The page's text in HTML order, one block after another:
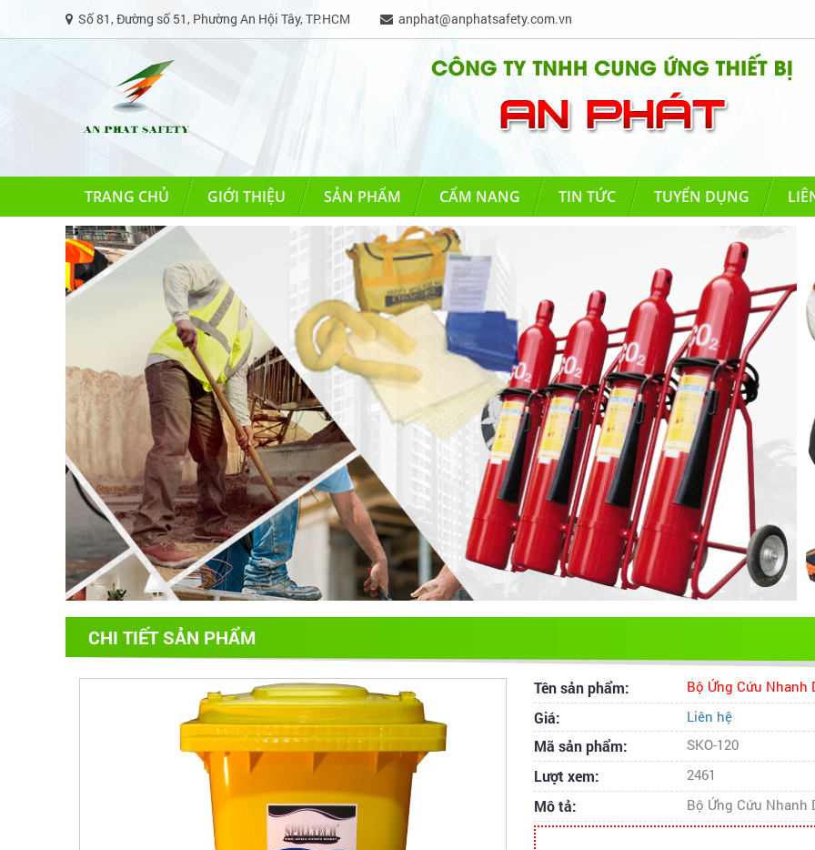
Số 81, Đường số 51, Phường An Hội Tây, TP.HCM anphat@anphatsafety.com.vn
TRANG CHỦ GIỚI THIỆU SẢN PHẨM CẨM NANG TIN TỨC TUYỂN DỤNG
CHI TIẾT SẢN PHẨM
Tên sản phẩm: Bộ Ứng Cứu Nhanh
Giá: Liên hệ
Mã sản phẩm: SKO-120
Lượt xem: 2461
Mô tả: Bộ Ứng Cứu Nhanh